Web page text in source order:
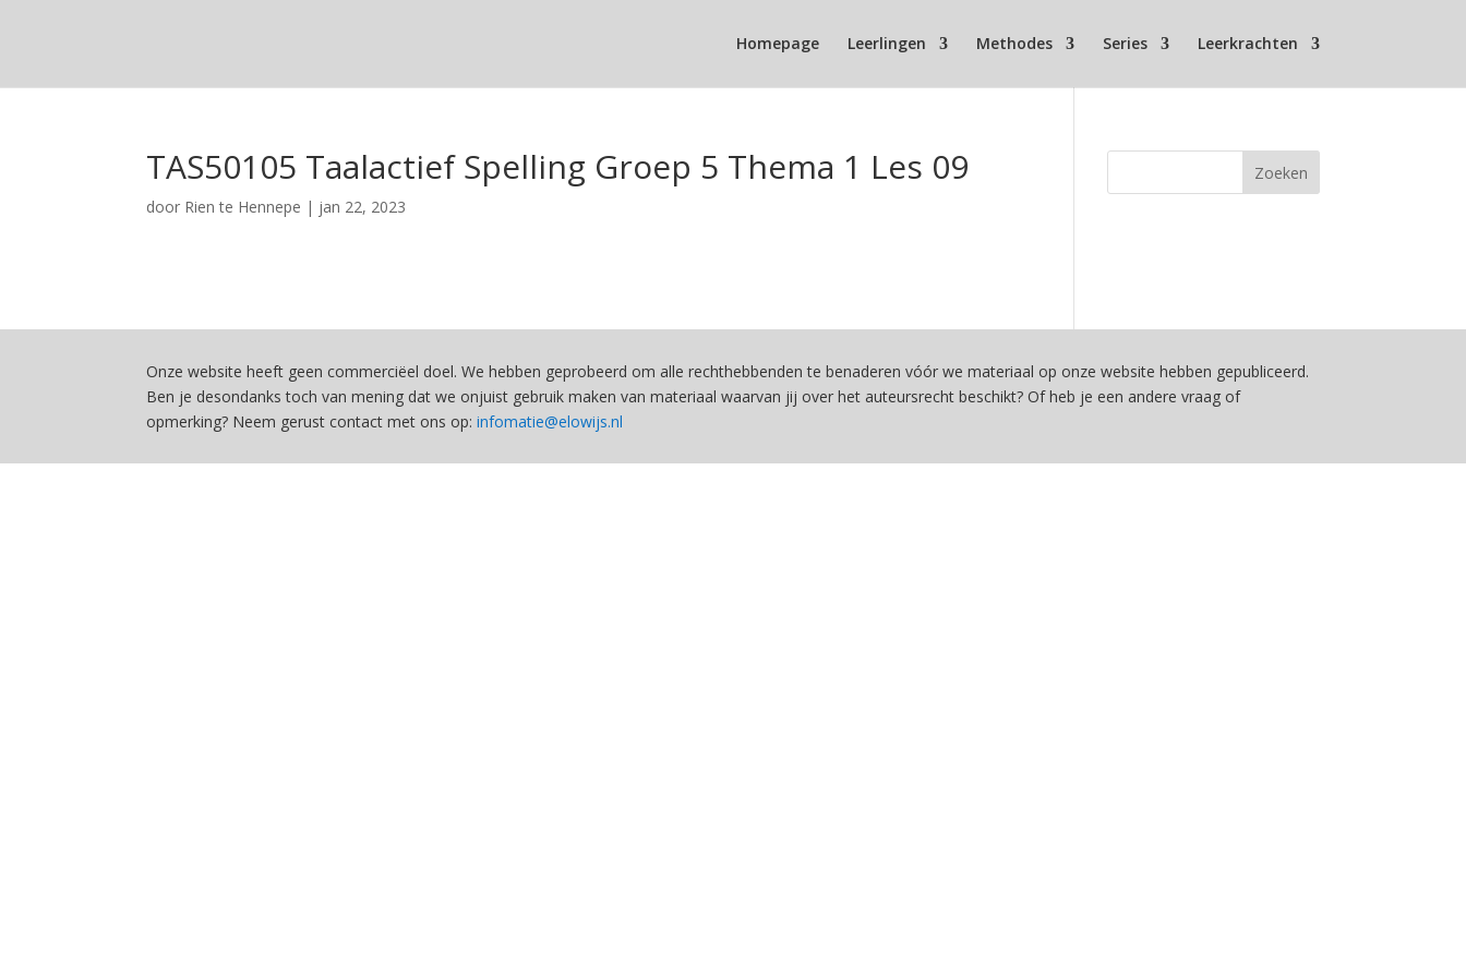
Homepage Leerlingen Methodes Series Leerkrachten
TAS50105 Taalactief Spelling Groep 5 Thema 1 Les 09
door Rien te Hennepe | jan 22, 2023
Onze website heeft geen commerciëel doel. We hebben geprobeerd om alle rechthebbenden te benaderen vóór we materiaal op onze website hebben gepubliceerd.
Ben je desondanks toch van mening dat we onjuist gebruik maken van materiaal waarvan jij over het auteursrecht beschikt? Of heb je een andere vraag of
opmerking? Neem gerust contact met ons op:infomatie@elowijs.nl